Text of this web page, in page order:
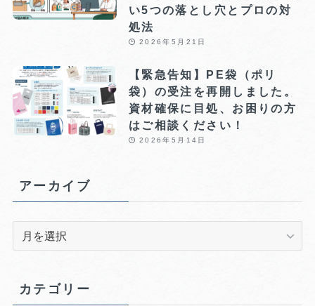
い5つの落とし穴とプロの対
処法
2026年5月21日
【緊急告知】PE袋（ポリ
袋）の受注を再開しました。
資材確保に目処、お困りの方
はご相談ください！
2026年5月14日
アーカイブ
ア
イ
ブ
カテゴリー